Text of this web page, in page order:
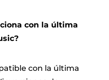
con la última
con la última